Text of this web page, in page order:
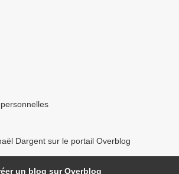
Dargent sur le portail Overblog
un blog sur Overblog